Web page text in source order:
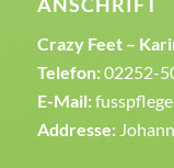
ANSCHRIFT
Crazy Feet –
Telefon:02252-
E-Mail:fusspflege
Addresse: